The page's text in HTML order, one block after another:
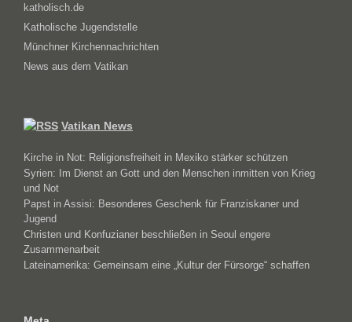
katholisch.de
Katholische Jugendstelle
Münchner Kirchennachrichten
News aus dem Vatikan
Vatikan News
Kirche in Not: Religionsfreiheit in Mexiko stärker schützen
Syrien: Im Dienst an Gott und den Menschen inmitten von Krieg
und Not
Papst in Assisi: Besonderes Geschenk für Franziskaner und
Jugend
Christen und Konfuzianer beschließen in Seoul engere
Zusammenarbeit
Lateinamerika: Gemeinsam eine „Kultur der Fürsorge“ schaffen